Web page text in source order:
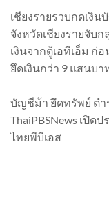
เชียงรายรวบกดเงิ
จังหวัดเชียงรายจับ
เงินจากตู้เอทีเอ็ม ก่
ยึดเงินกว่า 9 แสนบา
บัญชีม้า ยึดทรัพย์ ตำ
ThaiPBSNews เปิด
ไทยพีบีเอส